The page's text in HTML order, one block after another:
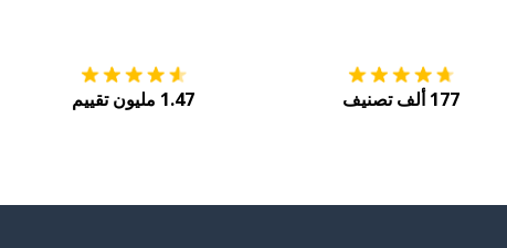
177 ألف تصنيف 1.47 مليون تقييم